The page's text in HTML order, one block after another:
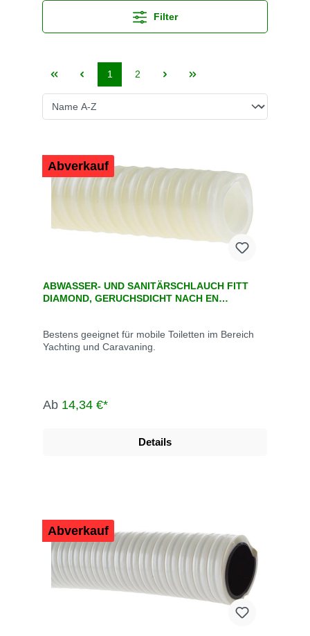
Filter
1 2
Abverkauf
ABWASSER- UND SANITÄRSCHLAUCH FITT
DIAMOND, GERUCHSDICHT NACH EN
Bestens geeignet für mobile Toiletten im Bereich
Yachting und Caravaning.
Ab 14,34 €*
Details
Abverkauf